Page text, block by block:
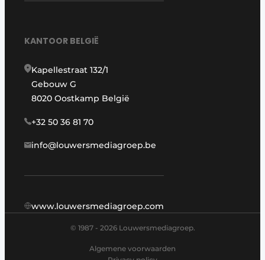
KANTOOR BELGIË
Kapellestraat 132/1
Gebouw G
8020 Oostkamp België
+32 50 36 81 70
info@louwersmediagroep.be
www.louwersmediagroep.com
© 1987 - 2026 Louwersmediagroep.
Algemene voorwaarden